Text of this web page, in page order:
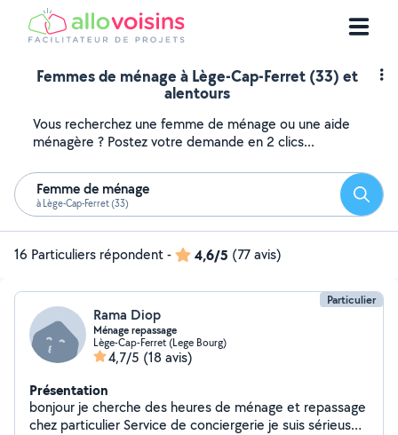
Femmes de ménage à Lège-Cap-Ferret (33) et
alentours
Vous recherchez une femme de ménage ou une aide
ménagère ? Postez votre demande en 2 clics...
Femme de ménage
à Lège-Cap-Ferret (33)
16 Particuliers répondent- 4,6/5 (77 avis)
Particulier
Rama Diop
Ménage repassage
Lège-Cap-Ferret (Lege Bourg)
4,7/5 (18 avis)
Présentation
bonjour je cherche des heures de ménage et repassage
chez particulier Service de conciergerie je suis sérieuse